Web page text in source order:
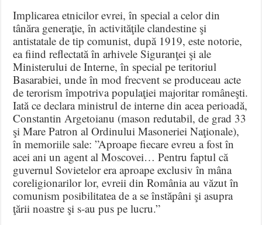
Implicarea etnicilor evrei, în special a celor din
tânăra generaţie, în activităţile clandestine şi
antistatale de tip comunist, după 1919, este notorie,
ea fiind reflectată în arhivele Siguranţei şi ale
Ministerului de Interne, în special pe teritoriul
Basarabiei, unde în mod frecvent se produceau acte
de terorism împotriva populaţiei majoritar româneşti.
Iată ce declara ministrul de interne din acea perioadă,
Constantin Argetoianu (mason redutabil, de grad 33
şi Mare Patron al Ordinului Masoneriei Naţionale),
în memoriile sale: ”Aproape fiecare evreu a fost în
acei ani un agent al Moscovei… Pentru faptul că
guvernul Sovietelor era aproape exclusiv în mâna
coreligionarilor lor, evreii din România au văzut în
comunism posibilitatea de a se înstăpâni şi asupra
ţării noastre şi s-au pus pe lucru.”